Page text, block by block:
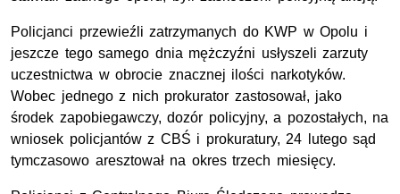
Policjanci przewieźli zatrzymanych do KWP w Opolu i
jeszcze tego samego dnia mężczyźni usłyszeli zarzuty
uczestnictwa w obrocie znacznej ilości narkotyków.
Wobec jednego z nich prokurator zastosował, jako
środek zapobiegawczy, dozór policyjny, a pozostałych, na
wniosek policjantów z CBŚ i prokuratury, 24 lutego sąd
tymczasowo aresztował na okres trzech miesięcy.